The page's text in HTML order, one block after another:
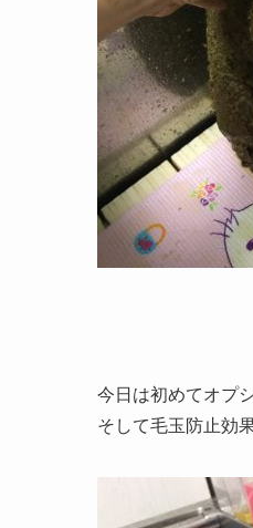
今日は初めてオプ
そして毛玉防止効